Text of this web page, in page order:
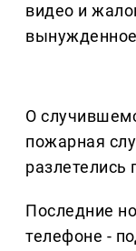
видео и
О
пожарная
разлетелись
Последние
телефоне -